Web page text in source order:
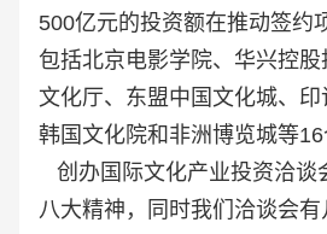
500亿元的投资额在推动签约
包括北京电影学院、华兴控
文化厅、东盟中国文化城、印
韩国文化院和非洲博览城等16
创办国际文化产业投资洽谈
八大精神，同时我们洽谈会有